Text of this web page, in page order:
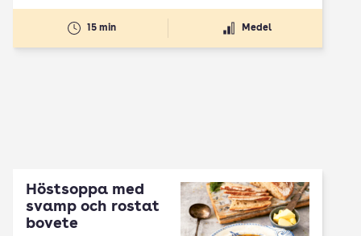
15 min Medel
Höstsoppa med
svamp och rostat
bovete